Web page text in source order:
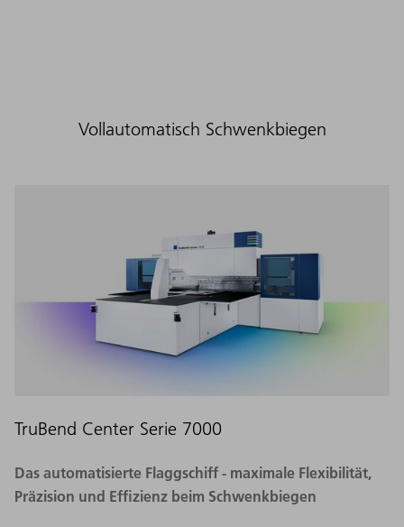
Vollautomatisch Schwenkbiegen
TruBend Center Serie 7000
Das automatisierte Flaggschiff - maximale Flexibilität,
Präzision und Effizienz beim Schwenkbiegen